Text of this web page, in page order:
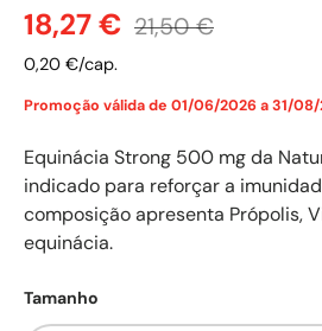
Preço de venda
18,27 € Preço normal
21,50 €
0,20 €/cap.
Promoção válida de 01/06/2026 a 31/
Equinácia Strong 500 mg da
indicado para reforçar a
composição apresenta Própolis,
equinácia.
Tamanho